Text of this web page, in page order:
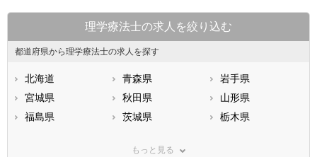
理学療法士の求人を絞り込む
都道府県から理学療法士の求人を探す
北海道 青森県
岩手県
宮城県
秋田県
山形県
福島県
茨城県
栃木県
神奈川県
もっと見る